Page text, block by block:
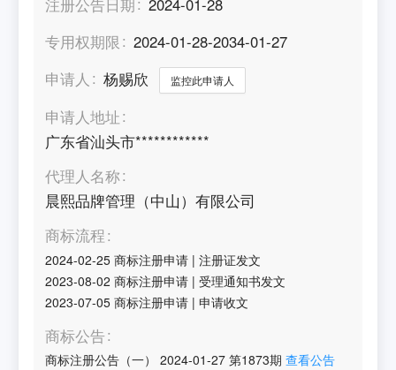
专用权期限
2024-01-28-2034-01-27
申请人
杨赐欣 监控此申请人
申请人地址
广东省汕头市************
代理人名称
晨熙品牌管理（中山）有限公司
商标流程
2024-02-25 商标注册申请 |注册证发文
2023-08-02 商标注册申请 |受理通知书发文
2023-07-05 商标注册申请 |申请收文
商标公告
商标注册公告（一） 2024-01-27 第1873期 查看公告